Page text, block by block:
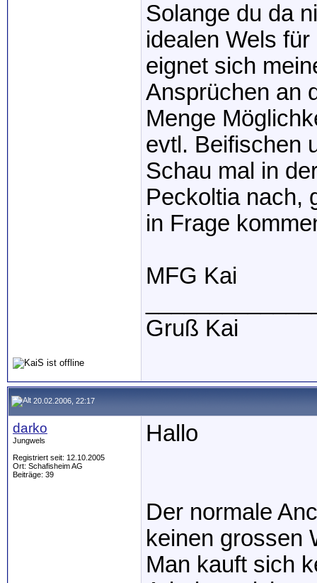
Solange du da
idealen Wels
eignet sich
Ansprüchen an
Menge
evtl. Beifischen
Schau mal in
Peckoltia nach,
in Frage
MFG Kai
Gruß Kai
20.02.2006, 22:17
darko
Jungwels
Registriert seit: 12.10.2005
Ort: Schafisheim AG
Beiträge: 39
Hallo
Der normale
keinen grossen
Man kauft sich